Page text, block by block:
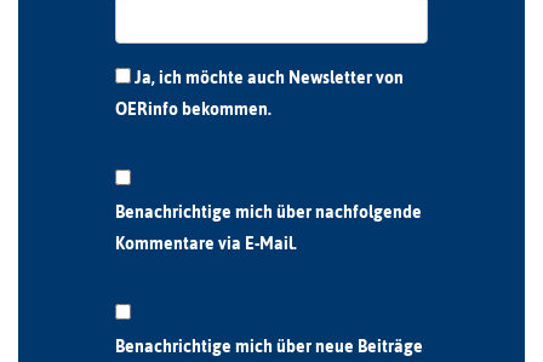
Ja, ich möchte auch Newsletter von
OERinfo bekommen.
Benachrichtige mich über nachfolgende
Kommentare via E-Mail.
Benachrichtige mich über neue Beiträge